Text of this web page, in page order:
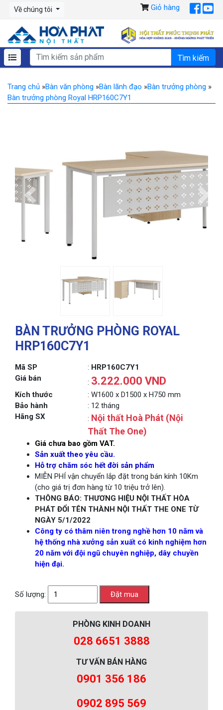
Về chúng tôi Giỏ hàng
Trang chủ »Bàn văn phòng »Bàn lãnh đạo »Bàn trưởng phòng »
Bàn trưởng phòng Royal HRP160C7Y1
BÀN TRƯỞNG PHÒNG ROYAL
HRP160C7Y1
Mã SP : HRP160C7Y1
Giá bán
: 3.222.000 VND
Kích thước
: W1600 x D1500 x H750 mm
Bảo hành
: 12 tháng
Hãng SX
: Nội thất Hoà Phát (Nội
Thất The One)
Giá chưa bao gồm VAT.
Sản xuất theo yêu cầu.
Hỗ trợ chăm sóc hết đời sản phẩm
MIỄN PHÍ vận chuyển lắp đặt trong bán kính 10Km
(cho giá trị đơn hàng từ 10 triệu trở lên).
THÔNG BÁO: THƯƠNG HIỆU NỘI THẤT HÒA
PHÁT ĐỔI TÊN THÀNH NỘI THẤT THE ONE TỪ
NGÀY 5/1/2022
Công ty có thâm niên trong nghề hơn 10 năm và
hệ thống nhà xưởng sản xuất có kinh nghiệm hơn
20 năm với đội ngũ chuyên nghiệp, dây chuyền
hiện đại.
Số lượng:
PHÒNG KINH DOANH
028 6651 3888
TƯ VẤN BÁN HÀNG
0901 356 186
0902 895 569